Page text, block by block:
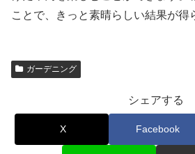
ことで、きっと素晴らしい結果が得
ガーデニング
シェアする
X Facebook